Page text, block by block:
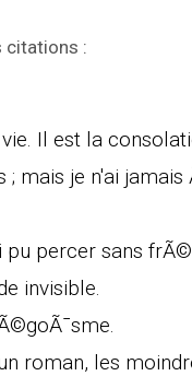
citations :
Il est la
mais je n'ai
pu percer sans
invisible.
roman, les